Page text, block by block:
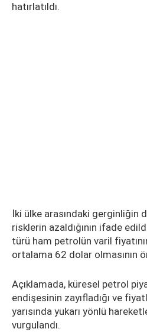
hatırlatıldı.
İki ülke arasındaki gerginliğin
risklerin azaldığının ifade
türü ham petrolün varil
ortalama 62 dolar olmasının
Açıklamada, küresel petrol
endişesinin zayıfladığı ve
yarısında yukarı yönlü
vurgulandı.